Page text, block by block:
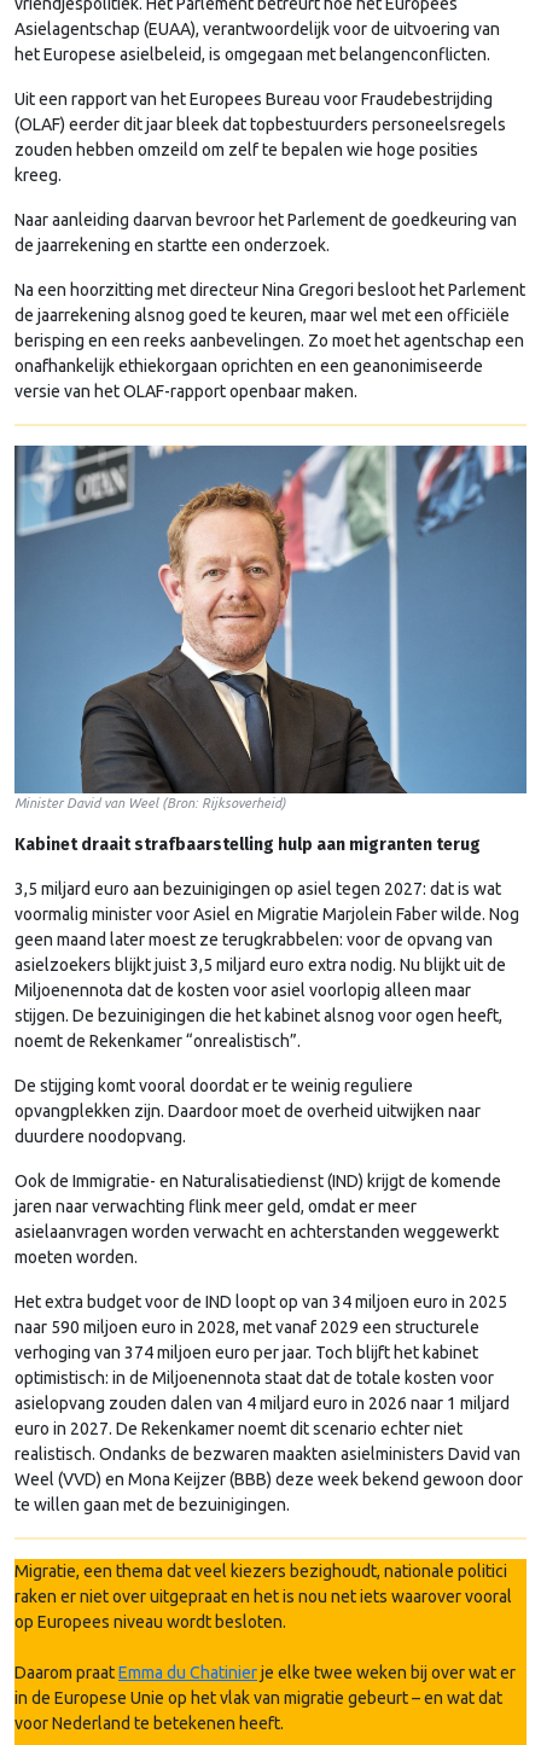
vriendjespolitiek. Het Parlement betreurt hoe het Europees
Asielagentschap (EUAA), verantwoordelijk voor de uitvoering van
het Europese asielbeleid, is omgegaan met belangenconflicten.
Uit een rapport van het Europees Bureau voor Fraudebestrijding
(OLAF) eerder dit jaar bleek dat topbestuurders personeelsregels
zouden hebben omzeild om zelf te bepalen wie hoge posities
kreeg.
Naar aanleiding daarvan bevroor het Parlement de goedkeuring van
de jaarrekening en startte een onderzoek.
Na een hoorzitting met directeur Nina Gregori besloot het Parlement
de jaarrekening alsnog goed te keuren, maar wel met een officiële
berisping en een reeks aanbevelingen. Zo moet het agentschap een
onafhankelijk ethiekorgaan oprichten en een geanonimiseerde
versie van het OLAF-rapport openbaar maken.
Minister David van Weel (Bron: Rijksoverheid)
Kabinet draait strafbaarstelling hulp aan migranten terug
3,5 miljard euro aan bezuinigingen op asiel tegen 2027: dat is wat
voormalig minister voor Asiel en Migratie Marjolein Faber wilde. Nog
geen maand later moest ze terugkrabbelen: voor de opvang van
asielzoekers blijkt juist 3,5 miljard euro extra nodig. Nu blijkt uit de
Miljoenennota dat de kosten voor asiel voorlopig alleen maar
stijgen. De bezuinigingen die het kabinet alsnog voor ogen heeft,
noemt de Rekenkamer “onrealistisch”.
De stijging komt vooral doordat er te weinig reguliere
opvangplekken zijn. Daardoor moet de overheid uitwijken naar
duurdere noodopvang.
Ook de Immigratie- en Naturalisatiedienst (IND) krijgt de komende
jaren naar verwachting flink meer geld, omdat er meer
asielaanvragen worden verwacht en achterstanden weggewerkt
moeten worden.
Het extra budget voor de IND loopt op van 34 miljoen euro in 2025
naar 590 miljoen euro in 2028, met vanaf 2029 een structurele
verhoging van 374 miljoen euro per jaar. Toch blijft het kabinet
optimistisch: in de Miljoenennota staat dat de totale kosten voor
asielopvang zouden dalen van 4 miljard euro in 2026 naar 1 miljard
euro in 2027. De Rekenkamer noemt dit scenario echter niet
realistisch. Ondanks de bezwaren maakten asielministers David van
Weel (VVD) en Mona Keijzer (BBB) deze week bekend gewoon door
te willen gaan met de bezuinigingen.
Migratie, een thema dat veel kiezers bezighoudt, nationale politici
raken er niet over uitgepraat en het is nou net iets waarover vooral
op Europees niveau wordt besloten.
Daarom praatEmma du Chatinierje elke twee weken bij over wat er
in de Europese Unie op het vlak van migratie gebeurt – en wat dat
voor Nederland te betekenen heeft.